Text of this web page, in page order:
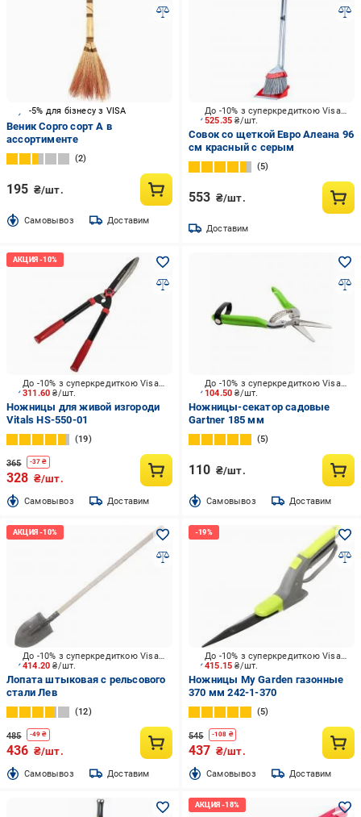
-5% для бізнесу з VISA
Веник Сорго сорт А в
ассортименте
2
195 ₴/шт.
Cамовывоз Доставим
525.35₴/шт.
До -10% з суперкредиткою Visa Вигода
Совок со щеткой Евро Алеана 96
см красный с серым
5
553 ₴/шт.
Доставим
311.60₴/шт.
До -10% з суперкредиткою Visa Вигода
Ножницы для живой изгороди
Vitals HS-550-01
19
365 -37 ₴
328 ₴/шт.
Cамовывоз Доставим
104.50₴/шт.
До -10% з суперкредиткою Visa Вигода
Ножницы-секатор садовые
Gartner 185 мм
5
110 ₴/шт.
Cамовывоз Доставим
414.20₴/шт.
До -10% з суперкредиткою Visa Вигода
Лопата штыковая с рельсового
стали Лев
12
485 -49 ₴
436 ₴/шт.
Cамовывоз Доставим
415.15₴/шт.
До -10% з суперкредиткою Visa Вигода
Ножницы My Garden газонные
370 мм 242-1-370
5
545 -108 ₴
437 ₴/шт.
Cамовывоз Доставим